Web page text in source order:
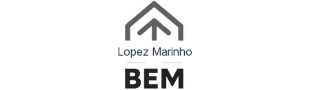
Lopez Marinho